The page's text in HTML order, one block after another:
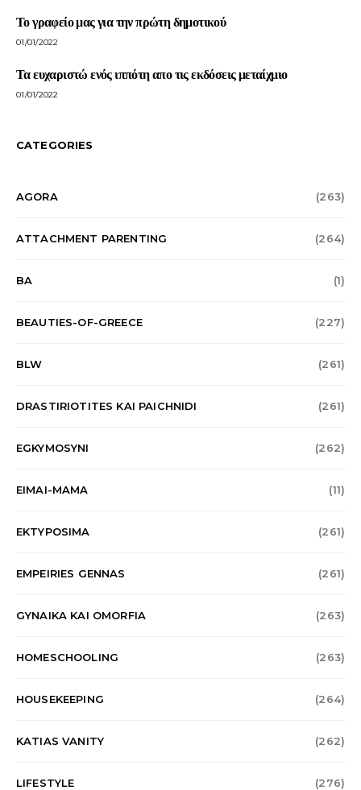
Το γραφείο μας για την πρώτη δημοτικού
01/01/2022
Τα ευχαριστώ ενός ιππότη απο τις εκδόσεις μεταίχμιο
01/01/2022
CATEGORIES
AGORA (263)
ATTACHMENT PARENTING (264)
BA (1)
BEAUTIES-OF-GREECE (227)
BLW (261)
DRASTIRIOTITES KAI PAICHNIDI (261)
EGKYMOSYNI (262)
EIMAI-MAMA (11)
EKTYPOSIMA (261)
EMPEIRIES GENNAS (261)
GYNAIKA KAI OMORFIA (263)
HOMESCHOOLING (263)
HOUSEKEEPING (264)
KATIAS VANITY (262)
LIFESTYLE (276)